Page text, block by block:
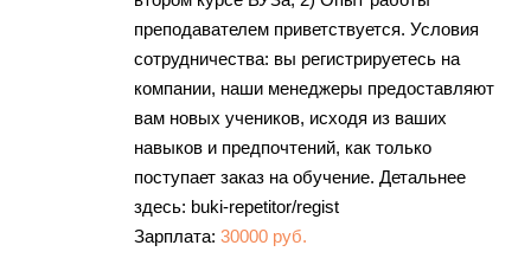
преподавателем приветствуется. Условия
сотрудничества: вы регистрируетесь на
компании, наши менеджеры предоставляют
вам новых учеников, исходя из ваших
навыков и предпочтений, как только
поступает заказ на обучение. Детальнее
здесь: buki-repetitor/regist
Зарплата: 30000 руб.